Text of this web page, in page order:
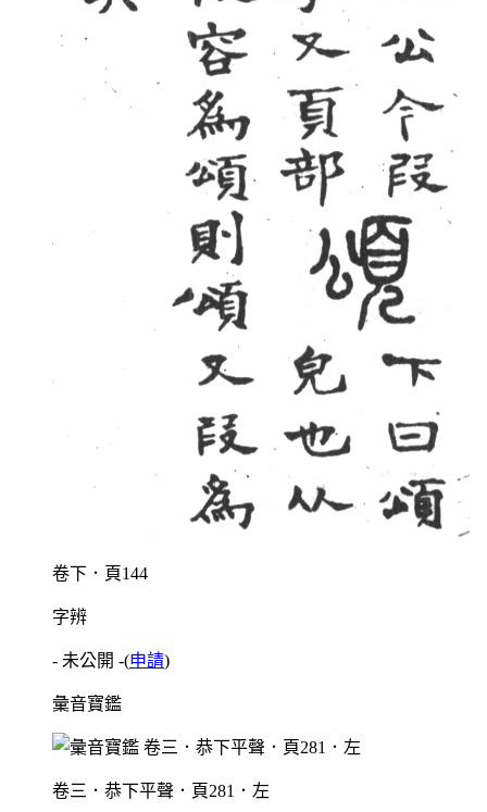
卷下．頁144
字辨
- 未公開 -(申請)
彙音寶鑑
卷三．恭下平聲．頁281．左